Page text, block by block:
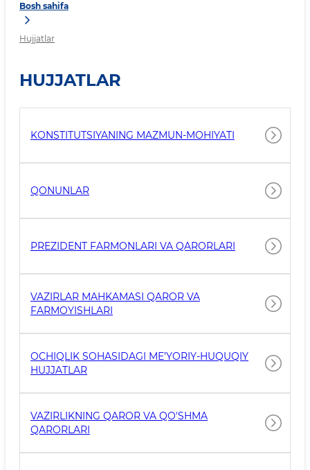
Bosh sahifa
Hujjatlar
HUJJATLAR
KONSTITUTSIYANING MAZMUN-MOHIYATI
QONUNLAR
PREZIDENT FARMONLARI VA QARORLARI
VAZIRLAR MAHKAMASI QAROR VA
FARMOYISHLARI
OCHIQLIK SOHASIDAGI ME’YORIY-HUQUQIY
HUJJATLAR
VAZIRLIKNING QAROR VA QO'SHMA
QARORLARI